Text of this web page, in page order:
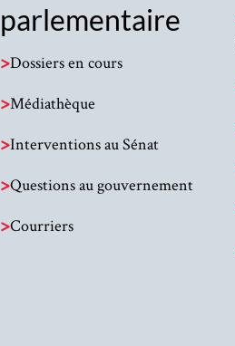
parlementaire
>Dossiers en cours
>Médiathèque
>Interventions au Sénat
>Questions au gouvernement
>Courriers